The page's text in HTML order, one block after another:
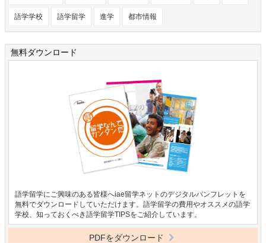
語学学校 語学留学 進学 都市情報
無料ダウンロード
語学留学にご興味のある皆様へiae留学ネットのデジタルパンフレットを
無料でダウンロードしていただけます。語学留学の費用やオススメの語学
学校、知っておくべき語学留学TIPSをご紹介しています。
PDFをダウンロード